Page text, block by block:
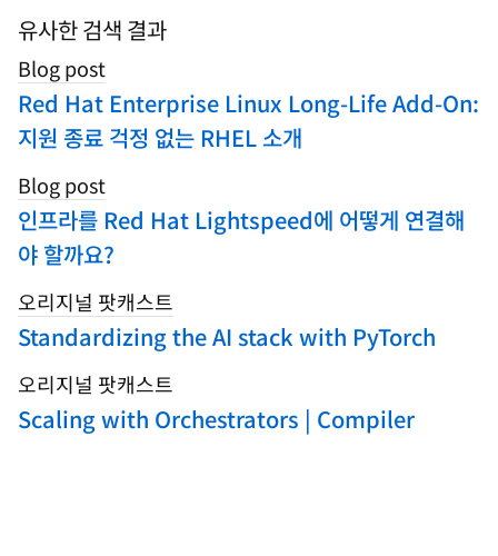
search
blogs
유사한 검색 결과
Blog post
Red Hat Enterprise Linux Long-Life Add-On:
지원 종료 걱정 없는 RHEL 소개
Blog post
인프라를 Red Hat Lightspeed에 어떻게 연결해
야 할까요?
오리지널 팟캐스트
Standardizing the AI stack with PyTorch
오리지널 팟캐스트
Scaling with Orchestrators | Compiler